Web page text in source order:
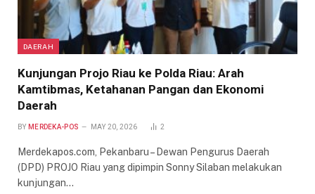
DAERAH
Kunjungan Projo Riau ke Polda Riau: Arah
Kamtibmas, Ketahanan Pangan dan Ekonomi
Daerah
BY MERDEKA-POS MAY 20, 2026 2
Merdekapos.com, Pekanbaru – Dewan Pengurus Daerah
(DPD) PROJO Riau yang dipimpin Sonny Silaban melakukan
kunjungan…